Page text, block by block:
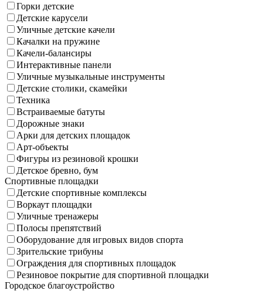
Горки детские
Детские карусели
Уличные детские качели
Качалки на пружине
Качели-балансиры
Интерактивные панели
Уличные музыкальные инструменты
Детские столики, скамейки
Техника
Встраиваемые батуты
Дорожные знаки
Арки для детских площадок
Арт-объекты
Фигуры из резиновой крошки
Детское бревно, бум
Спортивные площадки
Детские спортивные комплексы
Воркаут площадки
Уличные тренажеры
Полосы препятствий
Оборудование для игровых видов спорта
Зрительские трибуны
Ограждения для спортивных площадок
Резиновое покрытие для спортивной площадки
Городское благоустройство